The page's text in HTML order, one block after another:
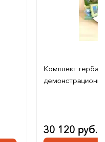
Комплект
30 120 руб.